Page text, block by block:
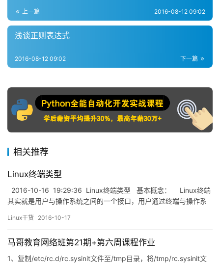
上一篇 2016-08-12 09:02
浅谈正则表达式
下一篇
2016-08-12 09:02
相关推荐
Linux终端类型
2016-10-16 19:29:36 Linux终端类型 基本概念： Linux终端
其实就是用户与操作系统之间的一个接口，用户通过终端与操作系
（Terminal）它的文件路径（/dev/console） (物理终端直接连接键
Linux干货 2016-10-17
马哥教育网络班第21期+第六周课程作业
1、复制/etc/rc.d/rc.sysinit文件至/tmp目录，将/tmp/rc.sysinit文